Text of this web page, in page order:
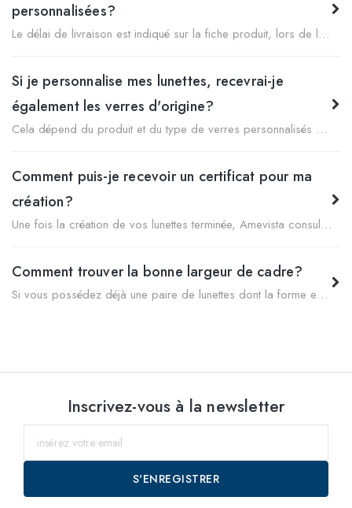
personnalisées?
Le délai de livraison est indiqué sur la fiche produit, lors de la commande et dans l'e-mail de confirmation de la commande. La date de livraison varie en fonction du modèle choisi.
Si je personnalise mes lunettes, recevrai-je
également les verres d'origine?
Cela dépend du produit et du type de verres personnalisés sélectionnés. En personnalisant vos lunettes avec des verres Premium Made in Italy, vous recevrez le produit déjà assemblé avec les verres personnalisés et, dans votre commande, également les verres d’origine. Les verres Premium Made in Italy sont de très haute qualité, technologiquement avancés et ne présentent pas le logo de la marque. En revanche, si vous avez acheté des lunettes Ray-Ban avec des verres personnalisés Ray-Ban Authentic, vous recevrez vos lunettes avec les verres Ray-Ban personnalisés déjà montés. Dans ce cas, les verres de couleur d’origine ne seront pas inclus dans la commande.
Comment puis-je recevoir un certificat pour ma
création?
Une fois la création de vos lunettes terminée, Amevista consultera sa base de données pour savoir combien d'autres clients les ont ainsi personnalisées et on vous enverra, par e-mail, un certificat attestant de votre style unique.
Comment trouver la bonne largeur de cadre?
Si vous possédez déjà une paire de lunettes dont la forme est similaire à celle des montures qui vous intéressent (par exemple, angulaires), vous pouvez vous en servir pour déterminer la largeur qui convient à la forme de votre visage. Il vous suffit d'utiliser une règle standard et de mesurer le haut de la monture d'un point à l'autre. Attention: tous les modèles ne sont pas disponibles dans toutes les tailles. Cela ne devrait pas poser de problème, car vos montures préférées peuvent présenter un écart de ± 2 mm par rapport à la largeur réelle. Dans le cas des lunettes de soleil, l'écart est encore plus grand, car elles ont généralement tendance à être portées un peu plus grandes. Si vous portez des montures angulaires d'une largeur de 138 mm, vous pouvez être sûr que pratiquement toutes les lunettes angulaires d'une largeur de 136 à 140 mm vous iront confortablement. La largeur de mes lunettes est-elle indiquée sur la monture? Malheureusement non, la largeur d'une paire de lunettes n'est pas inscrite sur la monture. La largeur doit être mesurée à l'aide d'une règle.
Inscrivez-vous à la newsletter
S'ENREGISTRER